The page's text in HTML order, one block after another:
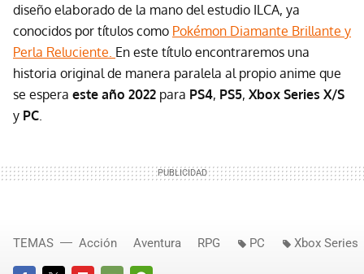
diseño elaborado de la mano del estudio ILCA, ya
conocidos por títulos como Pokémon Diamante Brillante y
Perla Reluciente. En este título encontraremos una
historia original de manera paralela al propio anime que
se espera este año 2022 para PS4, PS5, Xbox Series X/S
y PC
TEMAS Acción Aventura RPG PC Xbox Series